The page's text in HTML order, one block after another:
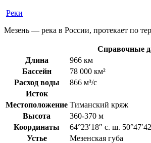
Реки
Мезень — река в России, протекает по
Справочные
Длина
966 км
Бассейн
78 000 км²
Расход воды
866 м³/с
Исток
Местоположение Тиманский кряж
Высота
360-370 м
Координаты
64°23′18″ с. ш.
Устье
Мезенская губа